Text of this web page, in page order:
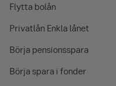
Flytta bolån
Privatlån Enkla lånet
Börja pensionsspara
Börja spara i fonder